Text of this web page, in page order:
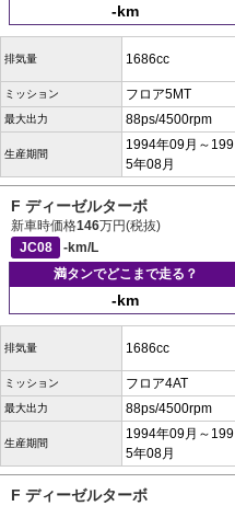
-km
排気量 1686cc
ミッション フロア5MT
最大出力 88ps/4500rpm
生産期間
1994年09月～199
5年08月
F ディーゼルターボ
新車時価格146万円(税抜)
JC08
-km/L
満タンでどこまで走る？
-km
排気量 1686cc
ミッション フロア4AT
最大出力 88ps/4500rpm
生産期間
1994年09月～199
5年08月
F ディーゼルターボ